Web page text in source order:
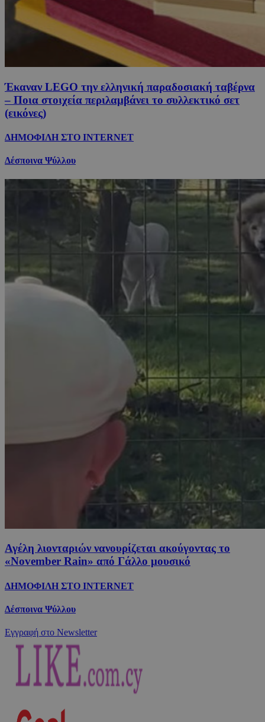
Έκαναν LEGO την ελληνική παραδοσιακή ταβέρνα
– Ποια στοιχεία περιλαμβάνει το συλλεκτικό σετ
(εικόνες)
ΔΗΜΟΦΙΛΗ ΣΤΟ INTERNET
Δέσποινα Ψύλλου
Αγέλη λιονταριών νανουρίζεται ακούγοντας το
«November Rain» από Γάλλο μουσικό
ΔΗΜΟΦΙΛΗ ΣΤΟ INTERNET
Δέσποινα Ψύλλου
Εγγραφή στο Newsletter